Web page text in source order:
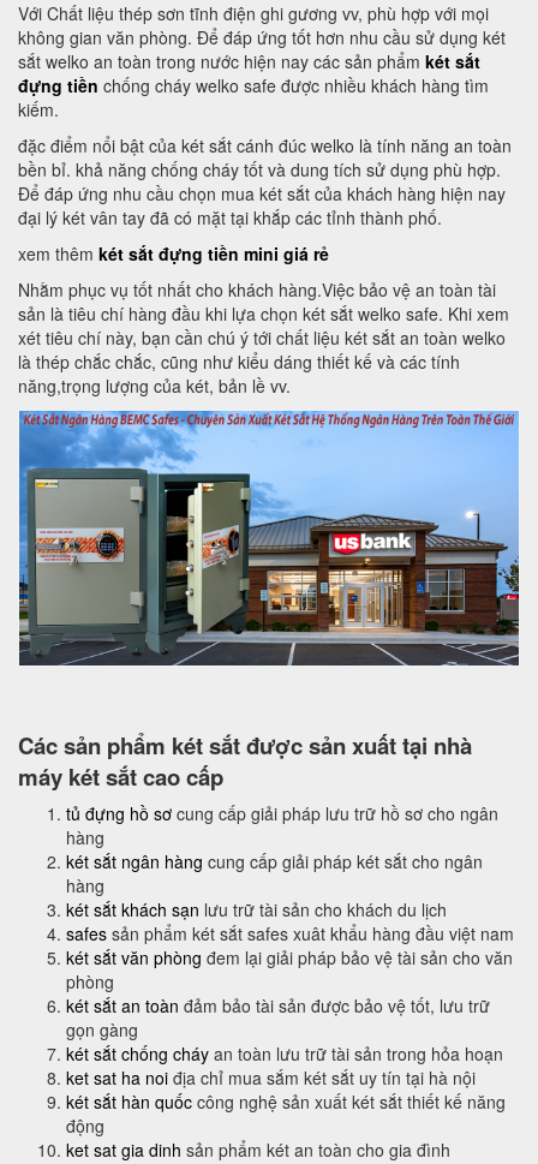
Với Chất liệu thép sơn tĩnh điện ghi gương vv, phù hợp với mọi
không gian văn phòng. Để đáp ứng tốt hơn nhu cầu sử dụng két
sắt welko an toàn trong nước hiện nay các sản phẩm két sắt
đựng tiền chống cháy welko safe được nhiều khách hàng tìm
kiếm.
đặc điểm nổi bật của két sắt cánh đúc welko là tính năng an toàn
bền bỉ. khả năng chống cháy tốt và dung tích sử dụng phù hợp.
Để đáp ứng nhu cầu chọn mua két sắt của khách hàng hiện nay
đại lý két vân tay đã có mặt tại khắp các tỉnh thành phố.
xem thêm két sắt đựng tiền mini giá rẻ
Nhằm phục vụ tốt nhất cho khách hàng.Việc bảo vệ an toàn tài
sản là tiêu chí hàng đầu khi lựa chọn két sắt welko safe. Khi xem
xét tiêu chí này, bạn cần chú ý tới chất liệu két sắt an toàn welko
là thép chắc chắc, cũng như kiểu dáng thiết kế và các tính
năng,trọng lượng của két, bản lề vv.
Các sản phẩm két sắt được sản xuất tại nhà
máy két sắt cao cấp
tủ đựng hồ sơ cung cấp giải pháp lưu trữ hồ sơ cho ngân
hàng
két sắt ngân hàng cung cấp giải pháp két sắt cho ngân
hàng
két sắt khách sạn lưu trữ tài sản cho khách du lịch
safes sản phẩm két sắt safes xuât khẩu hàng đầu việt nam
két sắt văn phòng đem lại giải pháp bảo vệ tài sản cho văn
phòng
két sắt an toàn đảm bảo tài sản được bảo vệ tốt, lưu trữ
gọn gàng
két sắt chống cháy an toàn lưu trữ tài sản trong hỏa hoạn
ket sat ha noi địa chỉ mua sắm két sắt uy tín tại hà nội
két sắt hàn quốc công nghệ sản xuất két sắt thiết kế năng
động
ket sat gia dinh sản phẩm két an toàn cho gia đình